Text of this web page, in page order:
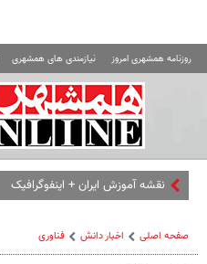
روزنامه همشهری امروز نیازمندی های همشهری
نقشه آموزش ایران + اینفوگرافیک
صفحه اصلی اخبار دانش فناوری‌